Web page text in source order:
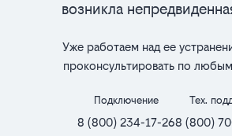
Возникла
Уже работаем над ее
проконсультировать по
Подключение
8 (800) 234-17-26
Тех.
8 (800)